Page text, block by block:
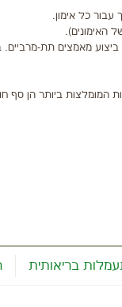
האימונים).
מאמצים תת-מרביים.
המומלצות ביותר הן סף
בריאותית